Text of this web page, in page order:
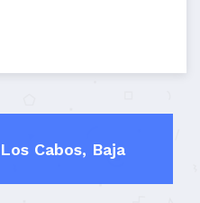
Cabos, Baja